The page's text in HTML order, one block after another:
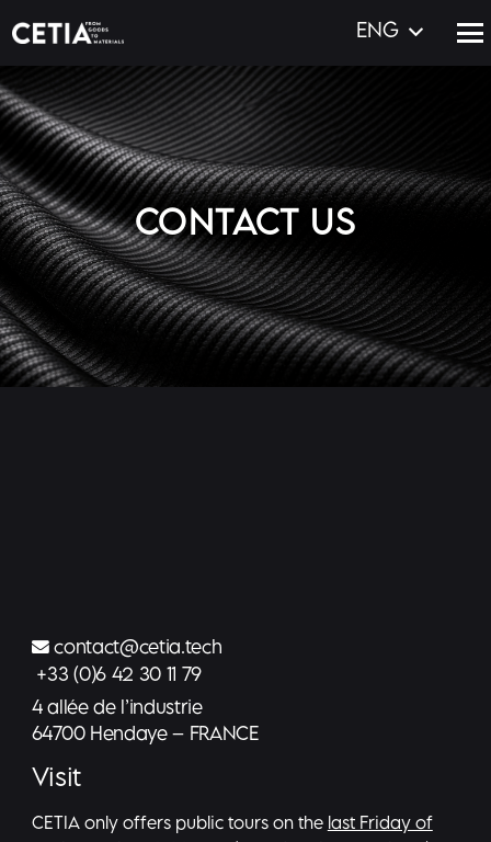
ENG
CONTACT US
contact@cetia.tech
+33 (0)6 42 30 11 79
4 allée de l’industrie
64700 Hendaye – FRANCE
Visit
CETIA only offers public tours on the last Friday of